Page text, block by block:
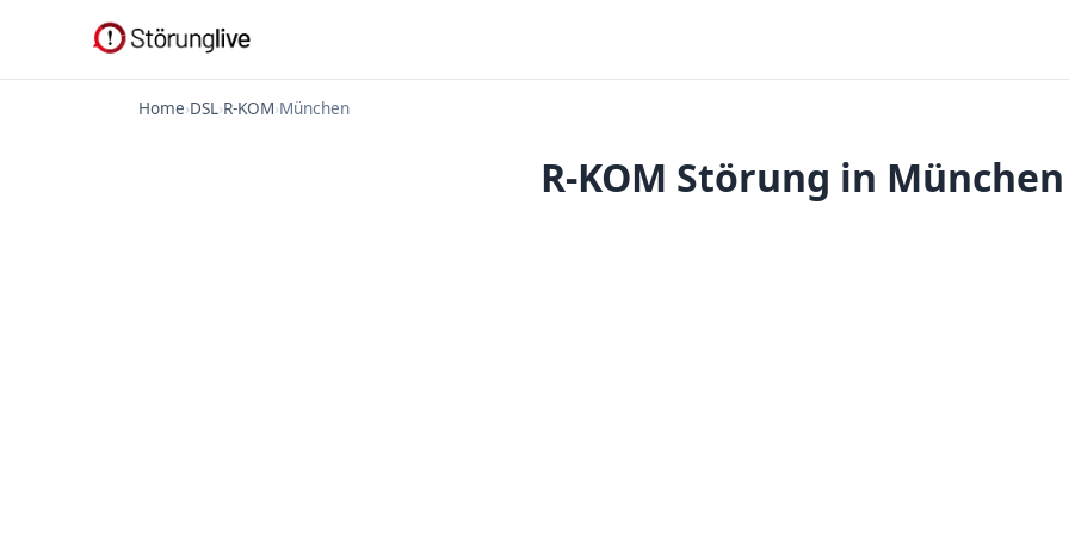
Home›DSL›R-KOM›München
R-KOM Störung in München